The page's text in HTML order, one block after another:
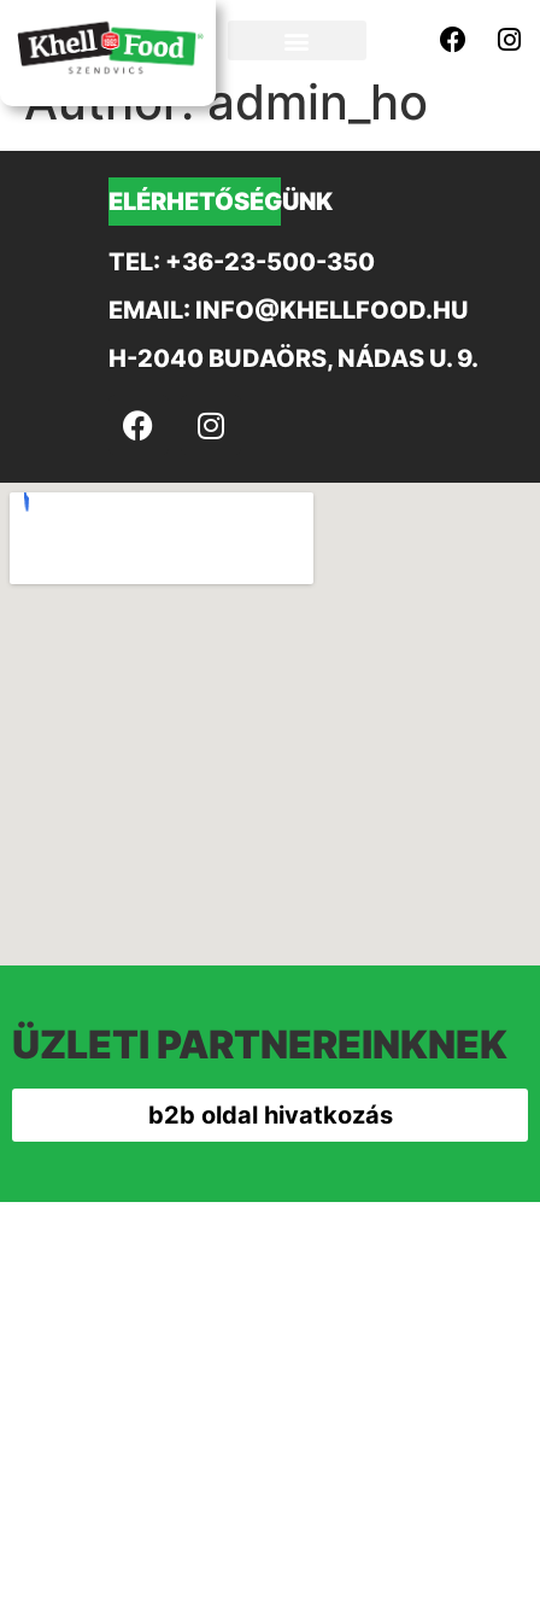
Author:admin_ho
ELÉRHETŐSÉGÜNK
TEL: +36-23-500-350
EMAIL: INFO@KHELLFOOD.HU
H-2040 BUDAÖRS, NÁDAS U. 9.
ÜZLETI PARTNEREINKNEK
b2b oldal hivatkozás